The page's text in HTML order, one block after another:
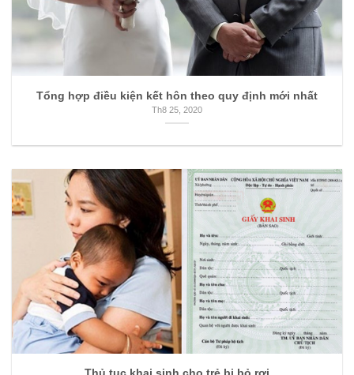
Tổng hợp điều kiện kết hôn theo quy định mới nhất
Th8 25, 2020